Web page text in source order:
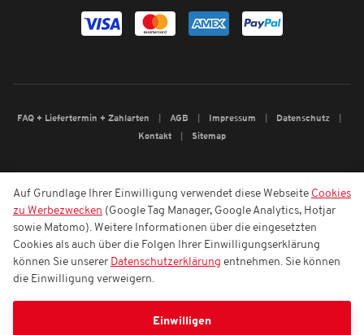
FAQ + Liefertermin + Zahlarten AGB Impressum
Datenschutz
Kontakt
Sitemap
Auf Grundlage Ihrer Einwilligung verwendet diese Webseite Cookies
zu Werbezwecken (Google Tag Manager, Google Analytics, Hotjar
sowie Matomo). Weitere Informationen über die eingesetzten
Cookies als auch über die Folgen Ihrer Einwilligungserklärung
können Sie unserer Datenschutzerklärung entnehmen. Sie können
die Einwilligung verweigern.
Einwilligen